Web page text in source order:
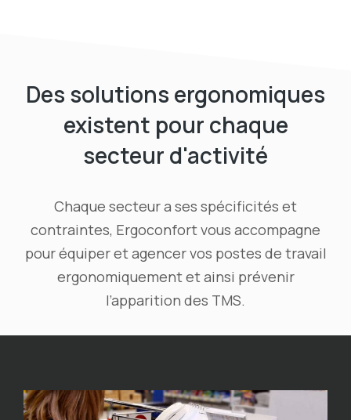
Des solutions ergonomiques
existent pour chaque
secteur d'activité
Chaque secteur a ses spécificités et
contraintes, Ergoconfort vous accompagne
pour équiper et agencer vos postes de travail
ergonomiquement et ainsi prévenir
l’apparition des TMS.